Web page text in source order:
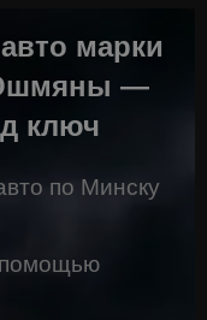
марки
Ошмяны —
ключ
по Минску
помощью